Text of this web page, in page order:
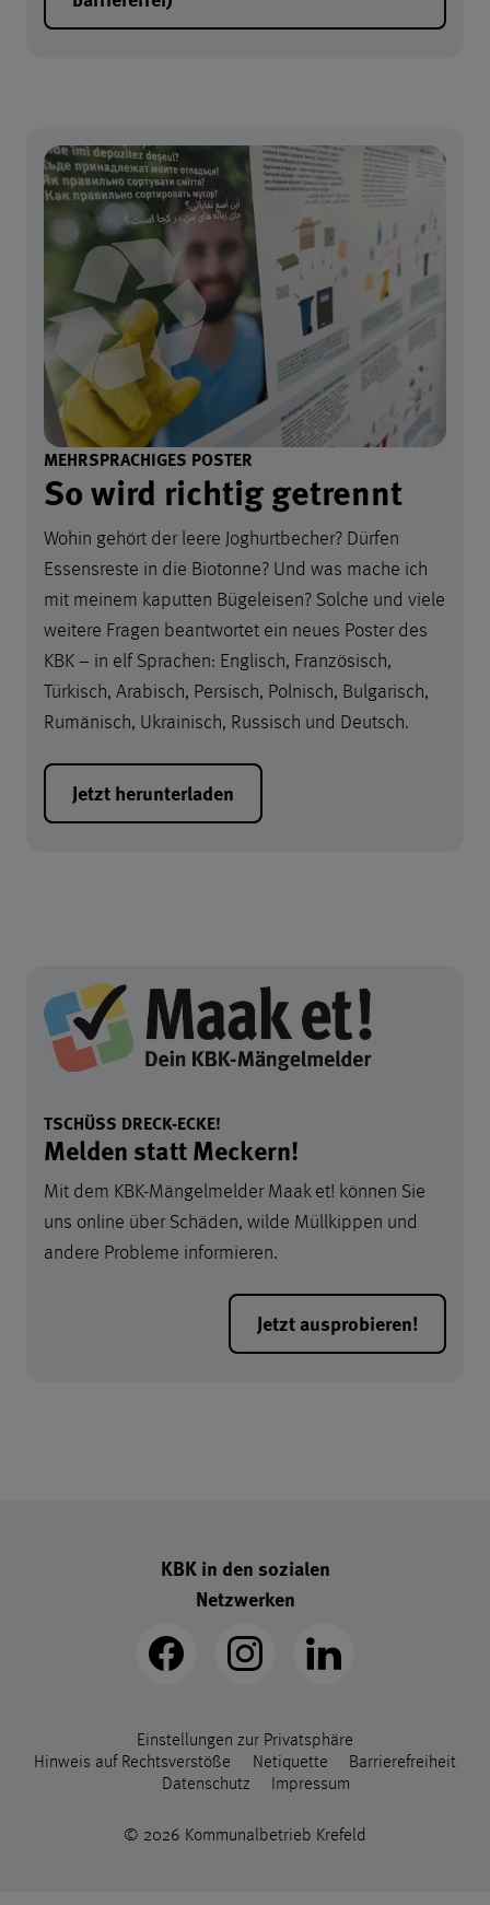
KBK Jahresmagazin
MEHRSPRACHIGES POSTER
So wird richtig getrennt
Wohin gehört der leere Joghurtbecher? Dürfen
Essensreste in die Biotonne? Und was mache ich
mit meinem kaputten Bügeleisen? Solche und viele
weitere Fragen beantwortet ein neues Poster des
KBK − in elf Sprachen: Englisch, Französisch,
Türkisch, Arabisch, Persisch, Polnisch, Bulgarisch,
Rumänisch, Ukrainisch, Russisch und Deutsch.
Jetzt herunterladen
TSCHÜSS DRECK-ECKE!
Melden statt Meckern!
Mit dem KBK-Mängelmelder Maak et! können Sie
uns online über Schäden, wilde Müllkippen und
andere Probleme informieren.
Jetzt ausprobieren!
Footer - Schnellzugriff-Links
KBK in den sozialen
Netzwerken
Footer - legal Links
Einstellungen zur Privatsphäre
Hinweis auf Rechtsverstöße
Netiquette
Barrierefreiheit
Datenschutz
Impressum
© 2026 Kommunalbetrieb Krefeld